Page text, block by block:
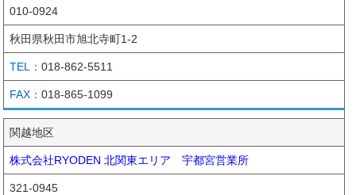
010-0924
秋田県秋田市旭北寺町1-2
018-862-5511
018-865-1099
関越地区
株式会社RYODEN 北関東エリア 宇都宮営業所
321-0945